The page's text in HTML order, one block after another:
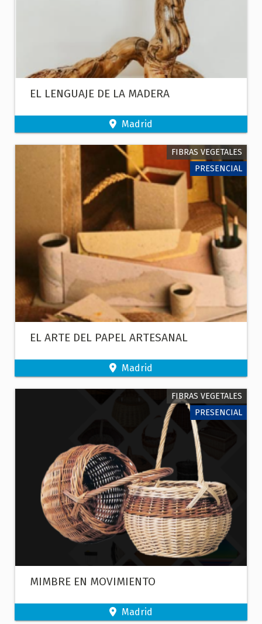
EL LENGUAJE DE LA MADERA
Madrid
FIBRAS VEGETALES
PRESENCIAL
EL ARTE DEL PAPEL ARTESANAL
Madrid
FIBRAS VEGETALES
PRESENCIAL
MIMBRE EN MOVIMIENTO
Madrid